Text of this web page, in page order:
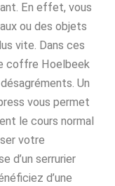
En effet, vous
ou des objets
vite. Dans ces
coffre Hoelbeek
Un
vous permet
le cours normal
votre
d’un serrurier
d’une